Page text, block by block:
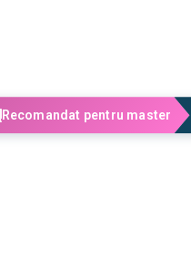
Recomandat pentru master